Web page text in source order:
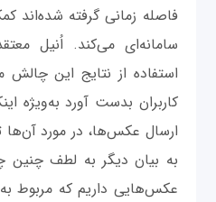
فاصله زمانی گرفته شده‌اند
سامانه‌ای می‌کند. اُنیل
استفاده از نتایج این چالش
کاربران بدست آورد به‌ویژه
ارسال عکس‌‌ها، در مورد
به بیان دیگر به لطف چنین
عکس‌هایی داریم که مربوط